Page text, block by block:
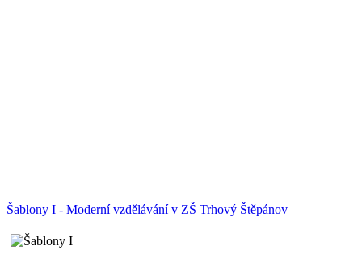
Šablony I - Moderní vzdělávání v ZŠ Trhový Štěpánov